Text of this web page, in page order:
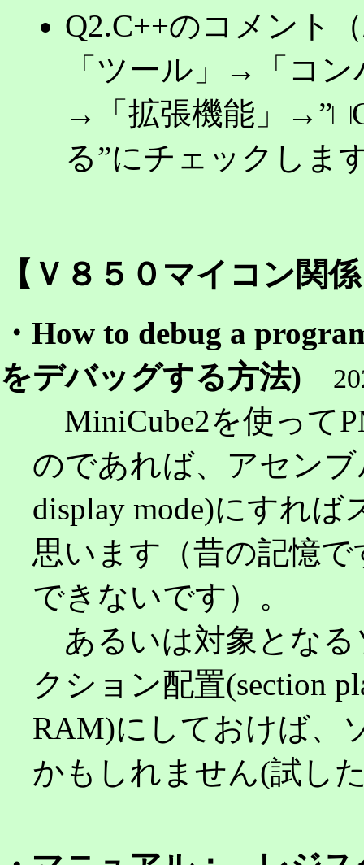
Q2.C++のコメント
「ツール」→「コ
→「拡張機能」
る”にチェックしま
【Ｖ８５０マイコン関
・How to debug a
をデバッグする方法)
MiniCube2を使って
のであれば、アセンブ
display mode)にすれば
思います（昔の記憶
できないです）。
あるいは対象となる
クション配置(section
RAM)にしておけば、
かもしれません(試し